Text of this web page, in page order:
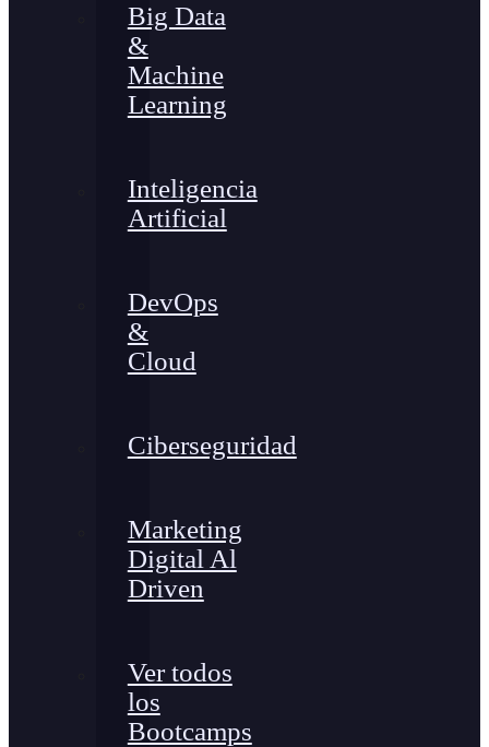
Big Data
&
Machine
Learning
Inteligencia
Artificial
DevOps
&
Cloud
Ciberseguridad
Marketing
Digital Al
Driven
Ver todos
los
Bootcamps